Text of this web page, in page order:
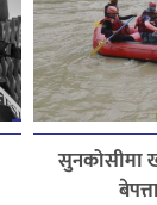
सुनकोसीमा